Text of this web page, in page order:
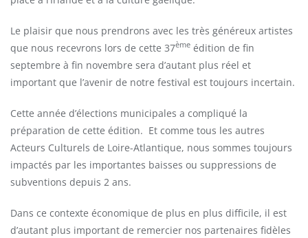
Le plaisir que nous prendrons avec les très généreux artistes
que nous recevrons lors de cette 37ème édition de fin
septembre à fin novembre sera d’autant plus réel et
important que l’avenir de notre festival est toujours incertain.
Cette année d’élections municipales a compliqué la
préparation de cette édition. Et comme tous les autres
Acteurs Culturels de Loire-Atlantique, nous sommes toujours
impactés par les importantes baisses ou suppressions de
subventions depuis 2 ans.
Dans ce contexte économique de plus en plus difficile, il est
d’autant plus important de remercier nos partenaires fidèles